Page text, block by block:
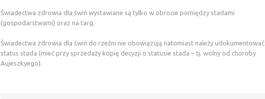
Świadectwa zdrowia dla świń wystawiane są tylko w obrocie pomiędzy stadami
(gospodarstwami) oraz na targ.
Świadectwa zdrowia dla świń do rzeźni nie obowiązują natomiast należy udokumentować
status stada (mieć przy sprzedaży kopię decyzji o statusie stada – tj. wolny od choroby
Aujeszkyego).